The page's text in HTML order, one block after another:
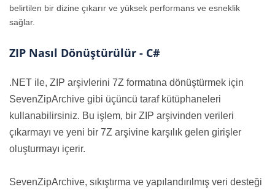
belirtilen bir dizine çıkarır ve yüksek performans ve esneklik
sağlar.
ZIP Nasıl Dönüştürülür - C#
.NET ile, ZIP arşivlerini 7Z formatına dönüştürmek için
SevenZipArchive gibi üçüncü taraf kütüphaneleri
kullanabilirsiniz. Bu işlem, bir ZIP arşivinden verileri
çıkarmayı ve yeni bir 7Z arşivine karşılık gelen girişler
oluşturmayı içerir.
SevenZipArchive, sıkıştırma ve yapılandırılmış veri desteği